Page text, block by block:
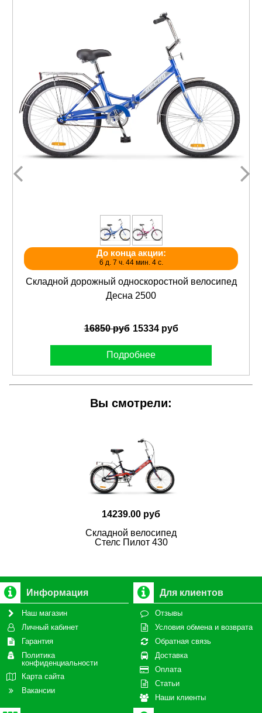
До конца акции:
6 д. 7 ч. 44 мин. 4 с.
Складной дорожный односкоростной велосипед
Десна 2500
16850 руб 15334 руб
Подробнее
Вы смотрели:
14239.00 руб
Складной велосипед
Стелс Пилот 430
Информация
Наш магазин
Личный кабинет
Гарантия
Политика
конфиденциальности
Карта сайта
Вакансии
Для клиентов
Отзывы
Условия обмена и возврата
Обратная связь
Доставка
Оплата
Статьи
Наши клиенты